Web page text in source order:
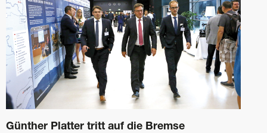
Günther Platter tritt auf die Bremse